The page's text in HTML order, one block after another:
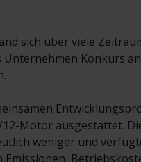
sich über viele
Unternehmen Konkurs
Motor ausgestattet.
weniger und